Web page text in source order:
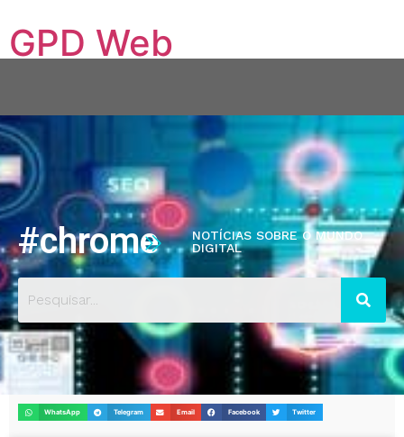
GPD Web
Quem Somos Serviços
Hospedagem VPS
Blog
Contato Portfólio
#chrome
NOTÍCIAS SOBRE O MUNDO
DIGITAL
WhatsApp Telegram Email Facebook Twitter